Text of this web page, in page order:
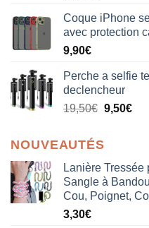
Coque iPhone
avec protection
9,90€
Perche a selfie
declencheur
19,50€ 9,50€
NOUVEAUTÉS
Lanière
Sangle à
Cou, Poignet,
3,30€